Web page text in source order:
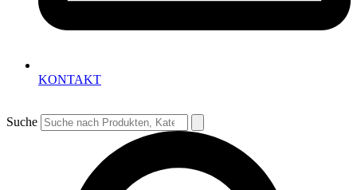
KONTAKT
Suche